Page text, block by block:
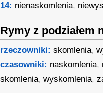
14: nienaskomlenia,
Rymy z podziałem
rzeczowniki: skomlenia,
czasowniki: naskomlenia,
skomlenia,wyskomlenia,